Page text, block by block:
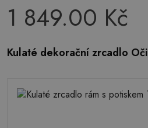
1 849.00 Kč
Kulaté dekorační zrcadlo Oči